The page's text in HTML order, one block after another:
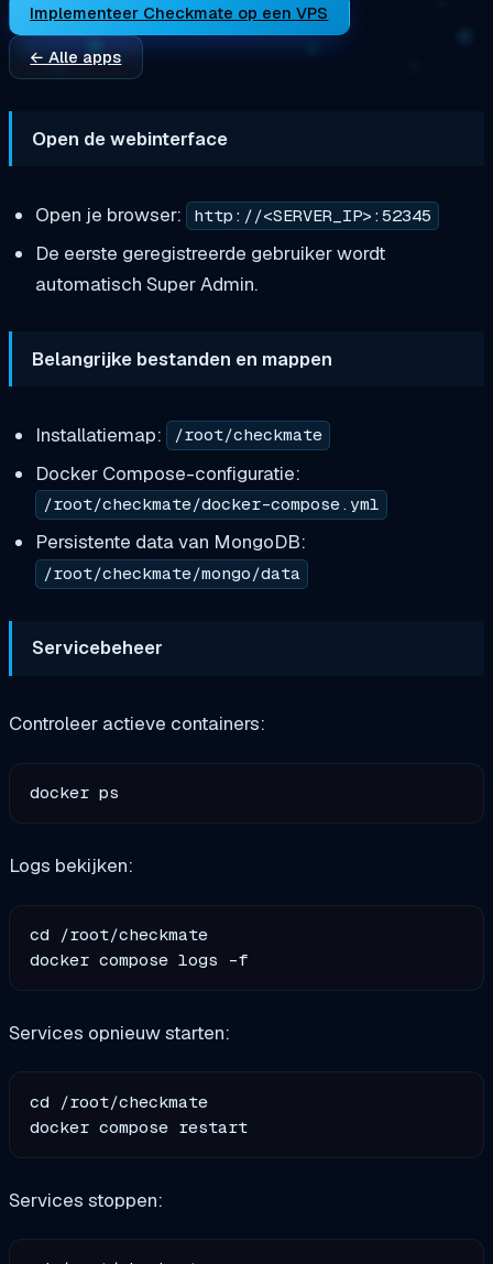
Implementeer Checkmate op een VPS
← Alle apps
Open de webinterface
Open je browser: http://<SERVER_IP>:52345
De eerste geregistreerde gebruiker wordt
automatisch Super Admin.
Belangrijke bestanden en mappen
Installatiemap: /root/checkmate
Docker Compose-configuratie:
/root/checkmate/docker-compose.yml
Persistente data van MongoDB:
/root/checkmate/mongo/data
Servicebeheer
Controleer actieve containers:
Logs bekijken:
cd /root/checkmate
Services opnieuw starten:
cd /root/checkmate
Services stoppen: